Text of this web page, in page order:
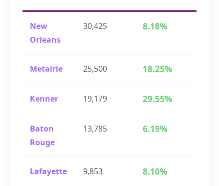
New
Orleans
30,425 8.18%
Metairie 25,500 18.25%
Kenner 19,179 29.55%
Baton
Rouge
13,785 6.19%
Lafayette 9,853 8.10%